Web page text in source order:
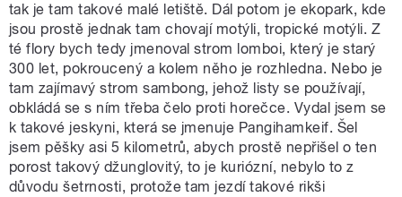
tak je tam takové malé letiště. Dál potom je ekopark, kde
jsou prostě jednak tam chovají motýli, tropické motýli. Z
té flory bych tedy jmenoval strom lomboi, který je starý
300 let, pokroucený a kolem něho je rozhledna. Nebo je
tam zajímavý strom sambong, jehož listy se používají,
obkládá se s ním třeba čelo proti horečce. Vydal jsem se
k takové jeskyni, která se jmenuje Pangihamkeif. Šel
jsem pěšky asi 5 kilometrů, abych prostě nepřišel o ten
porost takový džunglovitý, to je kuriózní, nebylo to z
důvodu šetrnosti, protože tam jezdí takové rikši